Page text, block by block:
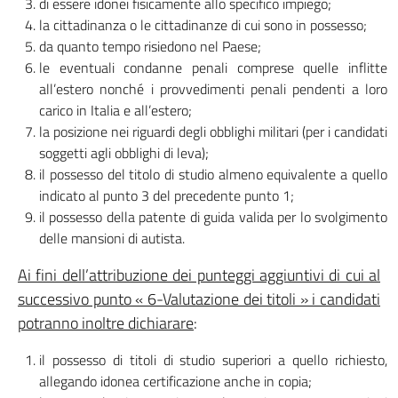
la cittadinanza o le cittadinanze di cui sono in possesso;
da quanto tempo risiedono nel Paese;
le eventuali condanne penali comprese quelle inflitte
all’estero nonché i provvedimenti penali pendenti a loro
carico in Italia e all’estero;
la posizione nei riguardi degli obblighi militari (per i candidati
soggetti agli obblighi di leva);
il possesso del titolo di studio almeno equivalente a quello
indicato al punto 3 del precedente punto 1;
il possesso della patente di guida valida per lo svolgimento
delle mansioni di autista.
Ai fini dell’attribuzione dei punteggi aggiuntivi di cui al
successivo punto « 6-Valutazione dei titoli » i candidati
potranno inoltre dichiarare:
il possesso di titoli di studio superiori a quello richiesto,
allegando idonea certificazione anche in copia;